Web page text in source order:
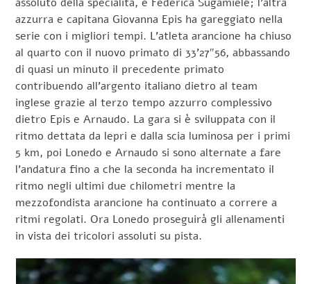
azzurra e capitana Giovanna Epis ha gareggiato nella
serie con i migliori tempi. L’atleta arancione ha chiuso
al quarto con il nuovo primato di 33’27″56, abbassando
di quasi un minuto il precedente primato
contribuendo all’argento italiano dietro al team
inglese grazie al terzo tempo azzurro complessivo
dietro Epis e Arnaudo. La gara si è sviluppata con il
ritmo dettata da lepri e dalla scia luminosa per i primi
5 km, poi Lonedo e Arnaudo si sono alternate a fare
l’andatura fino a che la seconda ha incrementato il
ritmo negli ultimi due chilometri mentre la
mezzofondista arancione ha continuato a correre a
ritmi regolati. Ora Lonedo proseguirà gli allenamenti
in vista dei tricolori assoluti su pista.